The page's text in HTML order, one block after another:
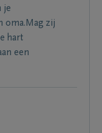
je
oma.Mag zij
hart
een